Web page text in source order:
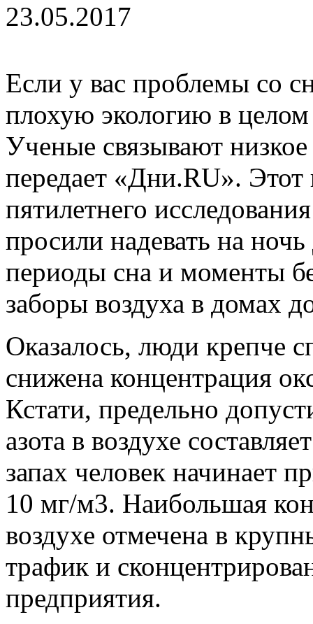
23.05.2017
Если у вас проблемы со
плохую экологию в целом
Ученые связывают низкое
передает «Дни.RU».
пятилетнего
просили надевать на
периоды сна и моменты
заборы воздуха в домах
Оказалось, люди крепче
снижена концентрация
Кстати, предельно
азота в воздухе
запах человек начинает
10 мг/м3. Наибольшая
воздухе отмечена в
трафик и
предприятия.